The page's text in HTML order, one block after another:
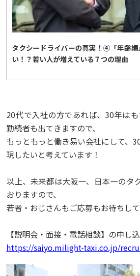
タクシードライバーの真実！④「年齢
い！？若い人が増えている７つの理由
20代で入社の方であれば、30年は
勤続者も出てきますので、
もっともっと働き易い会社にして、
現したいと考えています！
以上、未来都は大阪一、日本一のタ
おりますので、
若者・おじさんもご応募もお待ちし
【説明会・面接・電話相談】の申し
https://saiyo.milight-taxi.co.jp/